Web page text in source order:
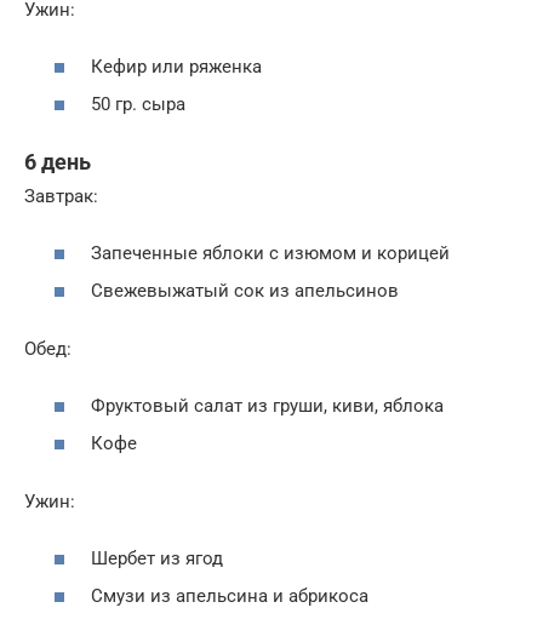
Ужин:
Кефир или ряженка
50 гр. сыра
6 день
Завтрак:
Запеченные яблоки с изюмом и корицей
Свежевыжатый сок из апельсинов
Обед:
Фруктовый салат из груши, киви, яблока
Кофе
Ужин:
Шербет из ягод
Смузи из апельсина и абрикоса